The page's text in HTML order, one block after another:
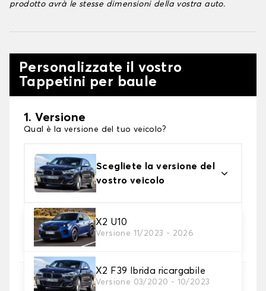
prodotto avrà le stesse dimensioni della vostra auto.
Personalizzate il vostro
Tappetini per baule
1. Versione
Qual è la versione del tuo veicolo?
Scegliete la versione del
vostro veicolo
X2 U10
Versione 11/2023 - 2026
X2 F39 Ibrida ricargabile
Versione 03/2020 - 10/2023
2. Materiale
scegli il materiale del tappetini per baule
3. Colori dei tappetini